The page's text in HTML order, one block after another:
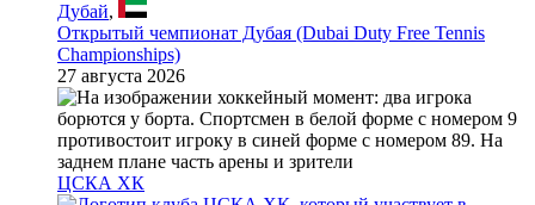
Дубай,
Открытый чемпионат Дубая (Dubai Duty Free Tennis
Championships)
27 августа 2026
ЦСКА ХК